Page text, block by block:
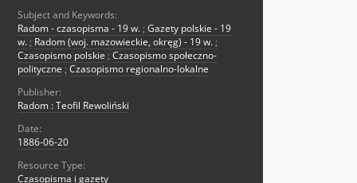
Subject and Keywords:
Radom - czasopisma - 19 w. ; Gazety polskie - 19
w. ; Radom (woj. mazowieckie, okręg) - 19 w. ;
Czasopismo polskie ; Czasopismo społeczno-
polityczne ; Czasopismo regionalno-lokalne
Publisher:
Radom : Teofil Rewoliński
Date:
1886-06-20
Resource Type:
Czasopisma i gazety